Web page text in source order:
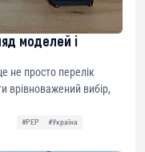
моделей і
не просто перелік
врівноважений вибір,
#РЕР
#Україна